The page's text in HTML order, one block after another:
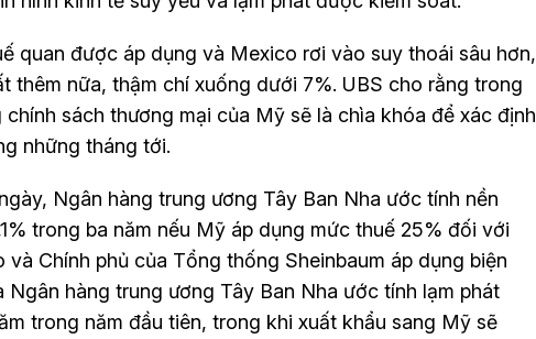
quan được áp dụng và Mexico rơi vào suy thoái sâu hơn,
thêm nữa, thậm chí xuống dưới 7%. UBS cho rằng trong
sách thương mại của Mỹ sẽ là chìa khóa để xác định
những tháng tới.
Ngân hàng trung ương Tây Ban Nha ước tính nền
trong ba năm nếu Mỹ áp dụng mức thuế 25% đối với
Chính phủ của Tổng thống Sheinbaum áp dụng biện
hàng trung ương Tây Ban Nha ước tính lạm phát
trong năm đầu tiên, trong khi xuất khẩu sang Mỹ sẽ